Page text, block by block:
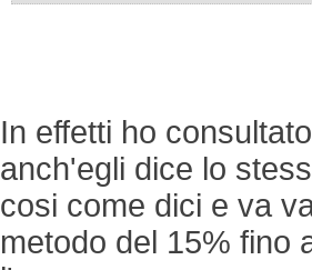
In effetti ho
anch'egli dice lo
cosi come dici e va
metodo del 15% fino